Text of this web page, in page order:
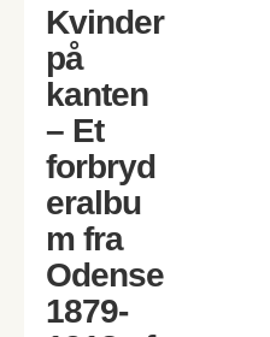
Kvinder
på
kanten
– Et
forbryd
eralbu
m fra
Odense
1879-